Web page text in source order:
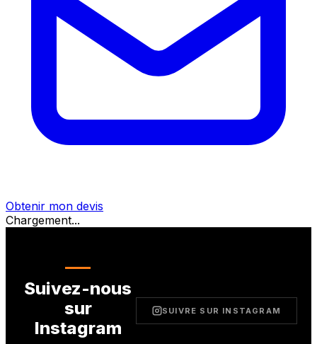
Obtenir mon devis
Chargement...
Suivez-nous
sur
Instagram
SUIVRE SUR INSTAGRAM